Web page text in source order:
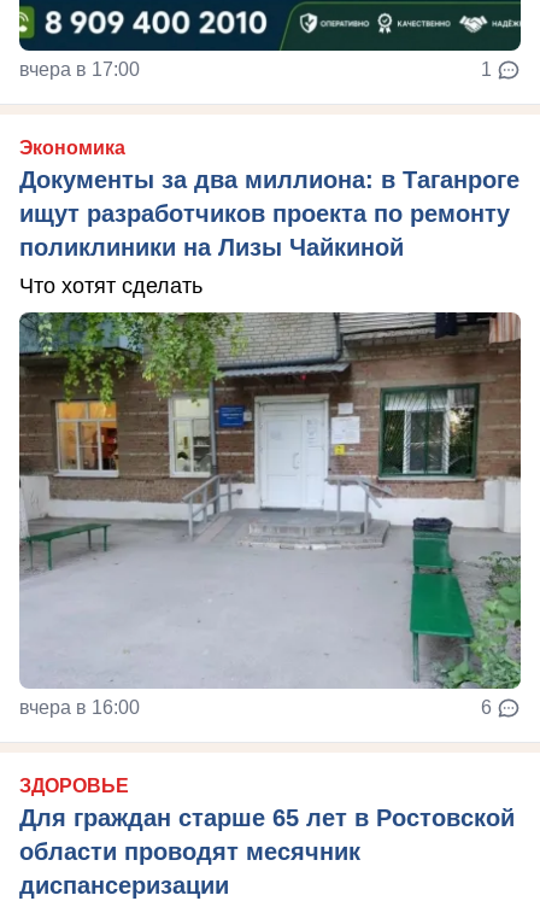
вчера в 17:00 1
Экономика
Документы за два миллиона: в Таганроге
ищут разработчиков проекта по ремонту
поликлиники на Лизы Чайкиной
Что хотят сделать
вчера в 16:00 6
ЗДОРОВЬЕ
Для граждан старше 65 лет в Ростовской
области проводят месячник
диспансеризации